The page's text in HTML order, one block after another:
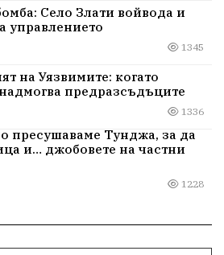
Село Злати войвода и
управлението
1345
на Уязвимите: когато
предразсъдъците
1336
пресушаваме Тунджа, за да
и… джобовете на частни
1228